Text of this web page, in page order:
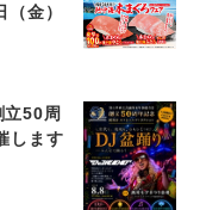
金）
立50周
します